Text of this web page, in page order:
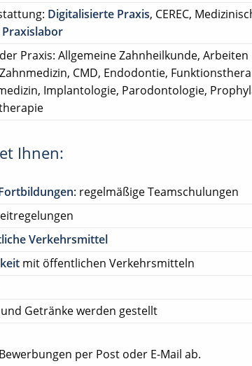
Digitalisierte Praxis, CEREC,
Praxislabor
Praxis: Allgemeine Zahnheilkunde,
Zahnmedizin, CMD, Endodontie,
Implantologie, Parodontologie,
Ihnen:
: regelmäßige Teamschulungen
Verkehrsmittel
mit öffentlichen Verkehrsmitteln
Getränke werden gestellt
per Post oder E-Mail ab.